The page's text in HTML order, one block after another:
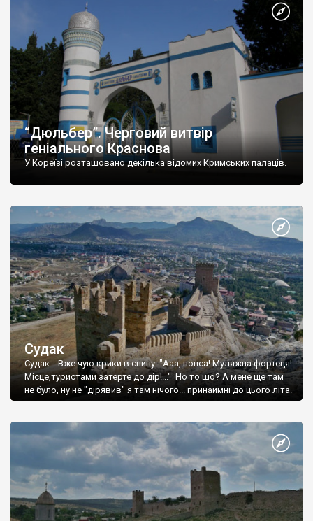
“Дюльбер”. Черговий витвір
геніального Краснова
У Кореїзі розташовано декілька відомих Кримських палаців.
Судак
Судак... Вже чую крики в спину: "Ааа, попса! Муляжна фортеця!
Місце,туристами затерте до дір!..." Но то шо? А мене ще там
не було, ну не "дірявив" я там нічого... принаймні до цього літа.